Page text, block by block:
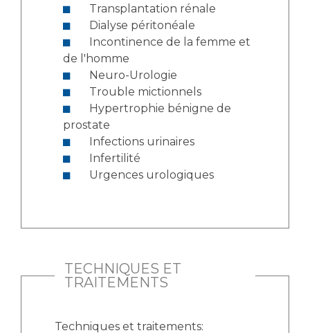
Transplantation rénale
Dialyse péritonéale
de l'homme
Neuro-Urologie
Trouble mictionnels
prostate
Infections urinaires
Infertilité
Urgences urologiques
TECHNIQUES ET
TRAITEMENTS
Techniques et traitements: